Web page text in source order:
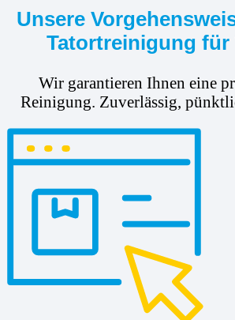
Unsere
Tatortreinigung für
Wir garantieren Ihnen eine
Reinigung. Zuverlässig,